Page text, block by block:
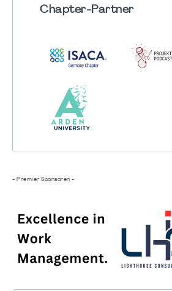
Chapter-Partner
- Premier Sponsoren -